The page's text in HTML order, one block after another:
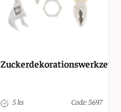
5 ks Code: 5697